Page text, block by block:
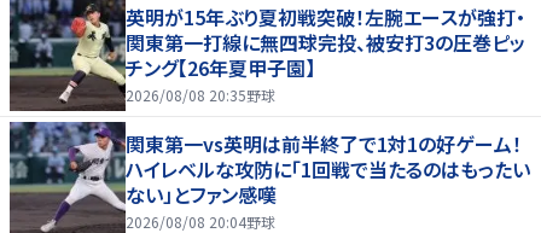
英明が15年ぶり夏初戦突破！左腕エースが強打・
関東第一打線に無四球完投、被安打3の圧巻ピッ
チング【26年夏甲子園】
2026/08/08 20:35野球
関東第一vs英明は前半終了で1対1の好ゲーム！
ハイレベルな攻防に「1回戦で当たるのはもったい
ない」とファン感嘆
2026/08/08 20:04野球